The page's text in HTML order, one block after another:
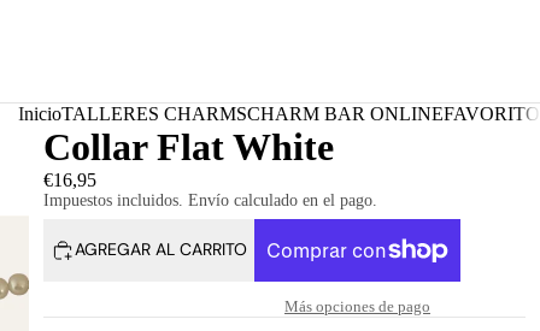
InicioTALLERES CHARMSCHARM BAR ONLINE
Collar Flat White
€16,95
Impuestos incluidos. Envío calculado en el pago.
AGREGAR AL CARRITO
Más opciones de pago